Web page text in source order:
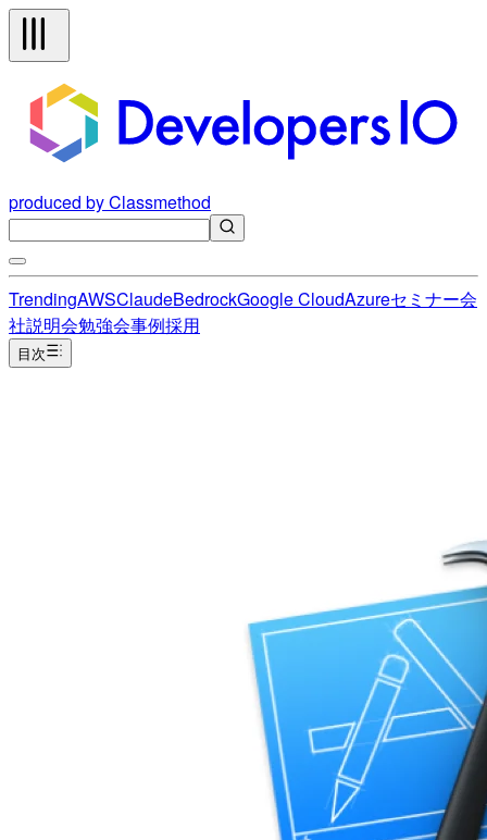
produced by Classmethod
TrendingAWSClaudeBedrockGoogle CloudAzureセミナー会
社説明会勉強会事例採用
目次